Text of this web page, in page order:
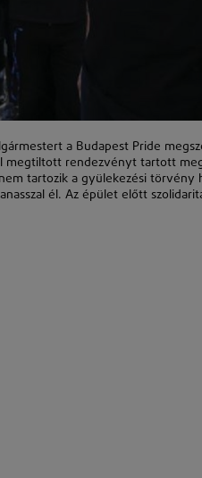
a Budapest Pride
megtiltott rendezvényt tartott
tartozik a gyülekezési törvény
él. Az épület előtt